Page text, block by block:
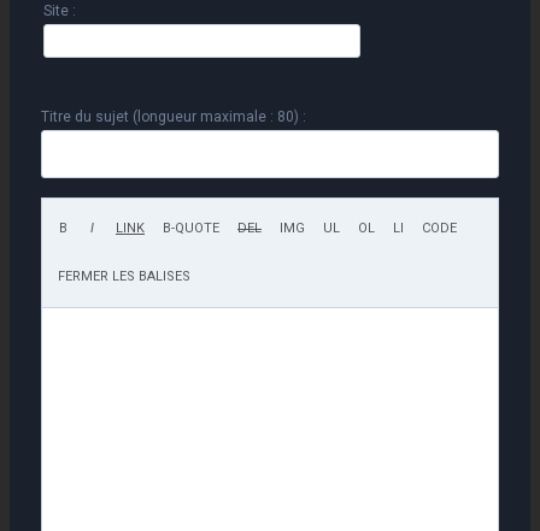
Site :
Titre du sujet (longueur maximale : 80) :